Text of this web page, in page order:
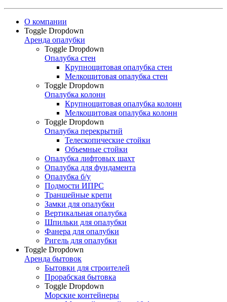
О компании
Toggle Dropdown
Аренда опалубки
Toggle Dropdown
Опалубка стен
Крупнощитовая опалубка стен
Мелкощитовая опалубка стен
Toggle Dropdown
Опалубка колонн
Крупнощитовая опалубка колонн
Мелкощитовая опалубка колонн
Toggle Dropdown
Опалубка перекрытий
Телескопические стойки
Объемные стойки
Опалубка лифтовых шахт
Опалубка для фундамента
Опалубка б/у
Подмости ИПРС
Траншейные крепи
Замки для опалубки
Вертикальная опалубка
Шпильки для опалубки
Фанера для опалубки
Ригель для опалубки
Toggle Dropdown
Аренда бытовок
Бытовки для строителей
Прорабская бытовка
Toggle Dropdown
Морские контейнеры